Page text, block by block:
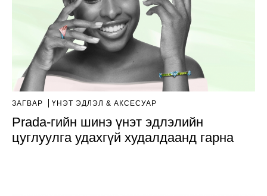
ЗАГВАР ҮНЭТ ЭДЛЭЛ & АКСЕСУАР
Prada-гийн шинэ үнэт эдлэлийн
цуглуулга удахгүй худалдаанд гарна